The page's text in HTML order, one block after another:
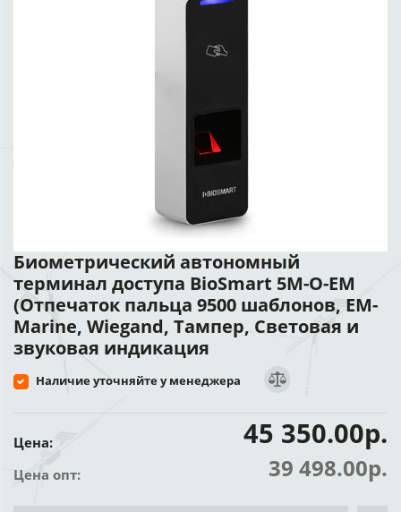
Биометрический автономный
терминал доступа BioSmart 5M-О-EM
(Отпечаток пальца 9500 шаблонов, EM-
Marine, Wiegand, Тампер, Световая и
звуковая индикация
Наличие уточняйте у менеджера
Цена: 45 350.00р.
Цена опт: 39 498.00р.